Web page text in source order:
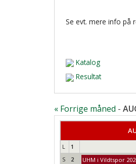
Se evt. mere info på
Katalog
Resultat
« Forrige måned -
L
1
S
2
UHM i Vildtspor